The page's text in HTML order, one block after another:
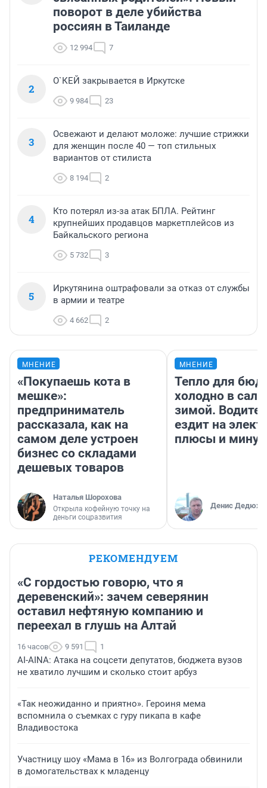
поворот в деле убийства
россиян в Таиланде
12 994 7
2
О`КЕЙ закрывается в Иркутске
9 984 23
3
Освежают и делают моложе: лучшие стрижки
для женщин после 40 — топ стильных
вариантов от стилиста
8 194 2
4
Кто потерял из-за атак БПЛА. Рейтинг
крупнейших продавцов маркетплейсов из
Байкальского региона
5 732 3
5
Иркутянина оштрафовали за отказ от службы
в армии и театре
4 662 2
МНЕНИЕ
«Покупаешь кота в
мешке»:
предприниматель
рассказала, как на
самом деле устроен
бизнес со складами
дешевых товаров
Наталья Шорохова
Открыла кофейную точку на
деньги соцразвития
МНЕНИЕ
Тепло для
холодно в
зимой.
ездит на
плюсы и
Денис
РЕКОМЕНДУЕМ
«С гордостью говорю, что я
деревенский»: зачем северянин
оставил нефтяную компанию и
переехал в глушь на Алтай
16 часов 9 591 1
AI-AINA: Атака на соцсети депутатов, бюджета вузов
не хватило лучшим и сколько стоит арбуз
«Так неожиданно и приятно». Героиня мема
вспомнила о съемках с гуру пикапа в кафе
Владивостока
Участницу шоу «Мама в 16» из Волгограда обвинили
в домогательствах к младенцу